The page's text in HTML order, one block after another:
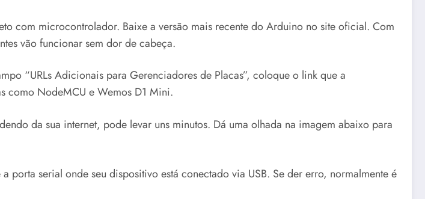
com microcontrolador. Baixe a versão mais recente do Arduino no site oficial. Com
vão funcionar sem dor de cabeça.
“URLs Adicionais para Gerenciadores de Placas”, coloque o link que a
como NodeMCU e Wemos D1 Mini.
da sua internet, pode levar uns minutos. Dá uma olhada na imagem abaixo para
porta serial onde seu dispositivo está conectado via USB. Se der erro, normalmente é